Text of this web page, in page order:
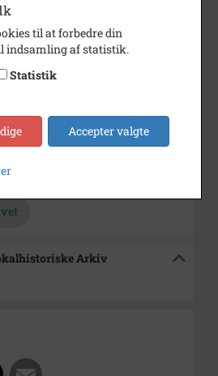
Ukendt
Sæby Sogn (Kalundborg
Kommune) (1000-2050)
Arkiv
til at forbedre din
indsamling af statistik.
Statistik
Accepter valgte